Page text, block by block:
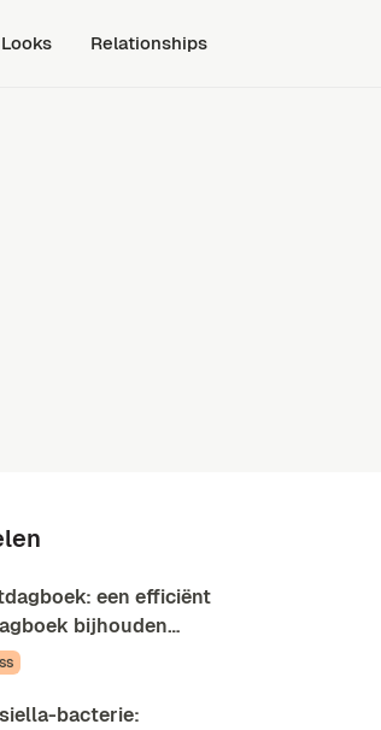
Looks Relationships
een efficiënt
bijhouden…
bacterie: